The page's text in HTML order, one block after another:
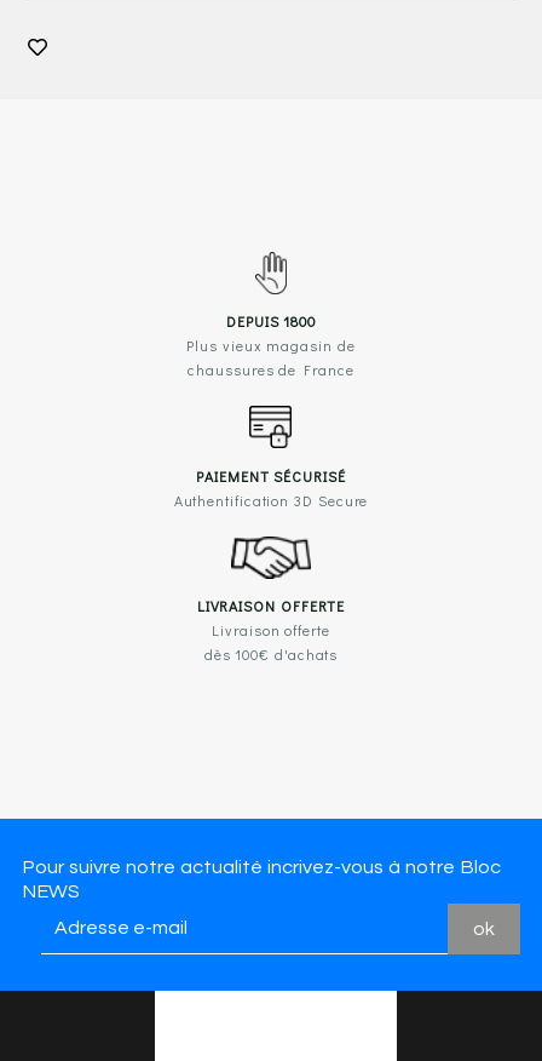
DEPUIS 1800
Plus vieux magasin de
chaussures de France
PAIEMENT SÉCURISÉ
Authentification 3D Secure
LIVRAISON OFFERTE
Livraison offerte
dès 100€ d'achats
Pour suivre notre actualité incrivez-vous à notre Bloc
NEWS